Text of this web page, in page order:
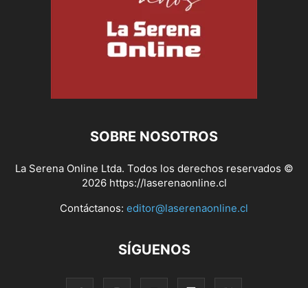
SOBRE NOSOTROS
La Serena Online Ltda. Todos los derechos reservados ©
2026 https://laserenaonline.cl
Contáctanos: editor@laserenaonline.cl
SÍGUENOS